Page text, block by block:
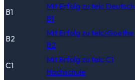
B1
Mit Erfolg zu telc Deutsch
B1
B2
Mit Erfolg zu telc/Goethe
B2
C1
Mit Erfolg zu telc C1
Hochschule